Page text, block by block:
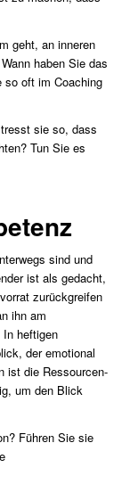
geht, an inneren
haben Sie das
oft im Coaching
sie so, dass
Tun Sie es
sind und
ist als gedacht,
zurückgreifen
ihn am
heftigen
der emotional
ist die Ressourcen-
um den Blick
Führen Sie sie